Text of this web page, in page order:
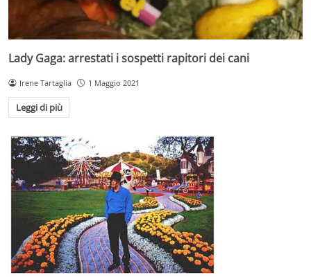
Lady Gaga: arrestati i sospetti rapitori dei cani
Irene Tartaglia 1 Maggio 2021
Leggi di più